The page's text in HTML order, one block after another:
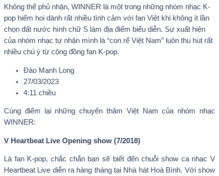
Không thể phủ nhận, WINNER là một trong những nhóm nhạc K-
pop hiếm hoi dành rất nhiều tình cảm với fan Việt khi không ít lần
chọn đất nước hình chữ S làm địa điểm biểu diễn. Sự xuất hiện
của nhóm nhạc tự nhận mình là “con rể Việt Nam” luôn thu hút rất
nhiều chú ý từ cộng đồng fan K-pop.
Đào Mạnh Long
27/03/2023
4:11 chiều
Cùng điểm lại những chuyến thăm Việt Nam của nhóm nhạc
WINNER:
V Heartbeat Live Opening show (7/2018)
Là fan K-pop, chắc chắn bạn sẽ biết đến chuỗi show ca nhạc V
Heartbeat Live diễn ra hàng tháng tại Nhà hát Hoà Bình. Với show